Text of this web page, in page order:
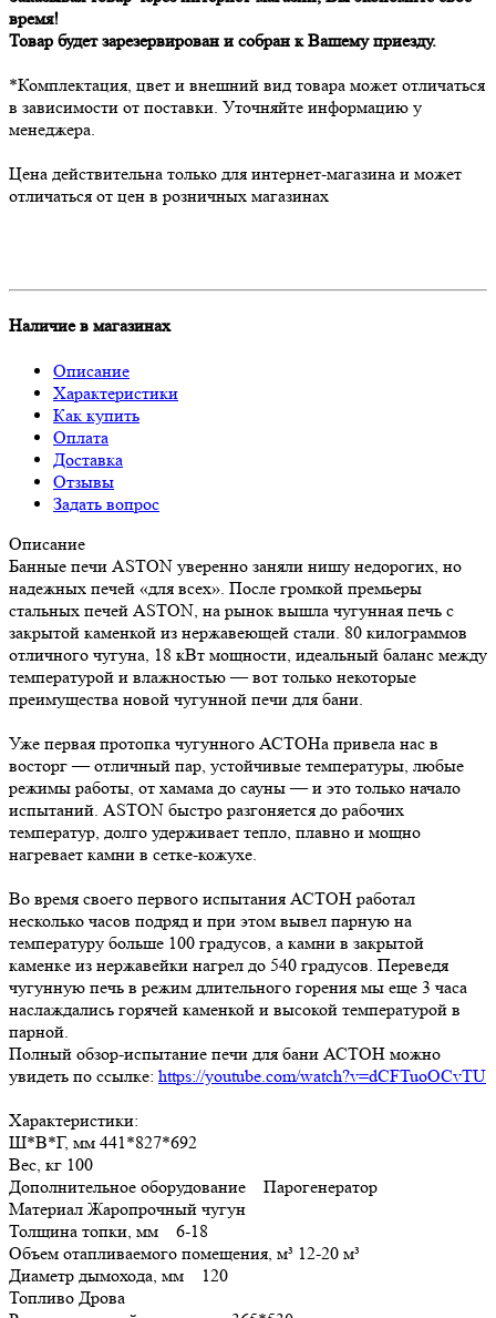
время!
Товар будет зарезервирован и собран к Вашему приезду.
*Комплектация, цвет и внешний вид товара может отличаться
в зависимости от поставки. Уточняйте информацию у
менеджера.
Цена действительна только для интернет-магазина и может
отличаться от цен в розничных магазинах
Наличие в магазинах
Описание
Характеристики
Как купить
Оплата
Доставка
Отзывы
Задать вопрос
Описание
Банные печи ASTON уверенно заняли нишу недорогих, но
надежных печей «для всех». После громкой премьеры
стальных печей ASTON, на рынок вышла чугунная печь с
закрытой каменкой из нержавеющей стали. 80 килограммов
отличного чугуна, 18 кВт мощности, идеальный баланс между
температурой и влажностью — вот только некоторые
преимущества новой чугунной печи для бани.
Уже первая протопка чугунного АСТОНа привела нас в
восторг — отличный пар, устойчивые температуры, любые
режимы работы, от хамама до сауны — и это только начало
испытаний. ASTON быстро разгоняется до рабочих
температур, долго удерживает тепло, плавно и мощно
нагревает камни в сетке-кожухе.
Во время своего первого испытания АСТОН работал
несколько часов подряд и при этом вывел парную на
температуру больше 100 градусов, а камни в закрытой
каменке из нержавейки нагрел до 540 градусов. Переведя
чугунную печь в режим длительного горения мы еще 3 часа
наслаждались горячей каменкой и высокой температурой в
парной.
Полный обзор-испытание печи для бани АСТОН можно
увидеть по ссылке: https://youtube.com/watch?v=dCFTuoOCvTU
Характеристики:
Ш*В*Г, мм 441*827*692
Вес, кг 100
Дополнительное оборудование Парогенератор
Материал Жаропрочный чугун
Толщина топки, мм 6-18
Объем отапливаемого помещения, м³ 12-20 м³
Диаметр дымохода, мм 120
Топливо Дрова